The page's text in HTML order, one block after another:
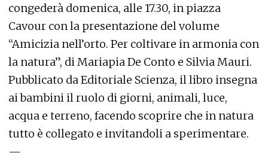
congederà domenica, alle 17.30, in piazza
Cavour con la presentazione del volume
“Amicizia nell’orto. Per coltivare in armonia con
la natura”, di Mariapia De Conto e Silvia Mauri.
Pubblicato da Editoriale Scienza, il libro insegna
ai bambini il ruolo di giorni, animali, luce,
acqua e terreno, facendo scoprire che in natura
tutto è collegato e invitandoli a sperimentare.
—